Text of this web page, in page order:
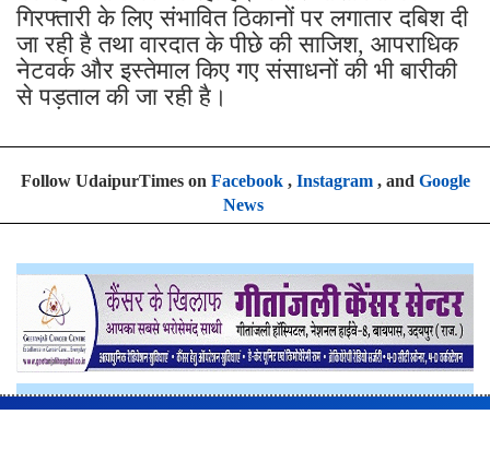
गिरफ्तारी के लिए संभावित ठिकानों पर लगातार दबिश दी
जा रही है तथा वारदात के पीछे की साजिश, आपराधिक
नेटवर्क और इस्तेमाल किए गए संसाधनों की भी बारीकी
से पड़ताल की जा रही है।
Follow UdaipurTimes on Facebook, Instagram, and Google
News